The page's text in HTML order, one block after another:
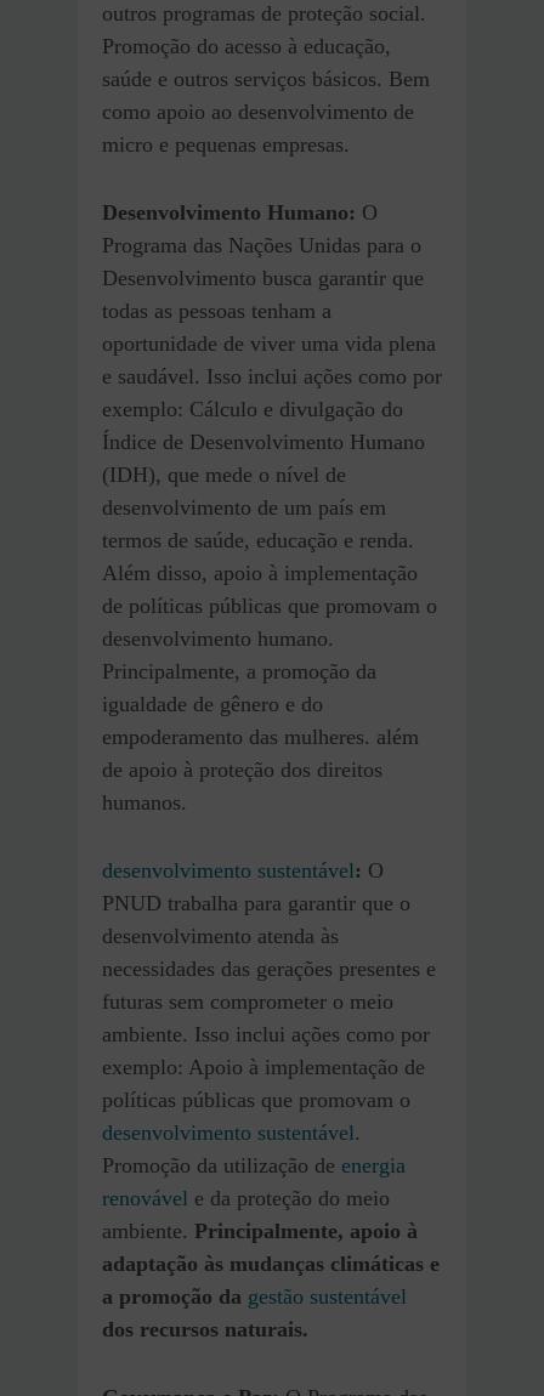
outros programas de proteção social.
Promoção do acesso à educação,
saúde e outros serviços básicos. Bem
como apoio ao desenvolvimento de
micro e pequenas empresas.
Desenvolvimento Humano: O
Programa das Nações Unidas para o
Desenvolvimento busca garantir que
todas as pessoas tenham a
oportunidade de viver uma vida plena
e saudável. Isso inclui ações como por
exemplo: Cálculo e divulgação do
Índice de Desenvolvimento Humano
(IDH), que mede o nível de
desenvolvimento de um país em
termos de saúde, educação e renda.
Além disso, apoio à implementação
de políticas públicas que promovam o
desenvolvimento humano.
Principalmente, a promoção da
igualdade de gênero e do
empoderamento das mulheres. além
de apoio à proteção dos direitos
humanos.
desenvolvimento sustentável: O
PNUD trabalha para garantir que o
desenvolvimento atenda às
necessidades das gerações presentes e
futuras sem comprometer o meio
ambiente. Isso inclui ações como por
exemplo: Apoio à implementação de
políticas públicas que promovam o
desenvolvimento sustentável.
Promoção da utilização de energia
renovável e da proteção do meio
ambiente. Principalmente, apoio à
adaptação às mudanças climáticas e
a promoção da gestão sustentável
dos recursos naturais.